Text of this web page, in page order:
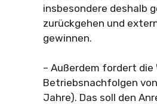
insbesondere deshalb
zurückgehen und
gewinnen.
– Außerdem fordert
Betriebsnachfolgen
Jahre). Das soll den